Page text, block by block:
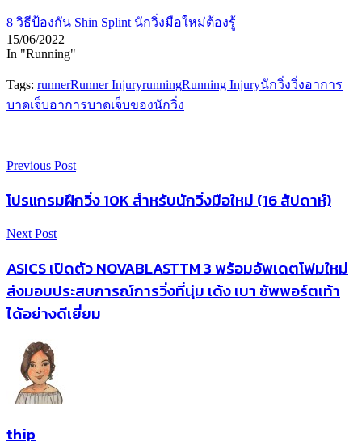
8 วิธีป้องกัน Shin Splint นักวิ่งมือใหม่ต้องรู้
15/06/2022
In "Running"
Tags: runnerRunner InjuryrunningRunning Injuryนักวิ่งวิ่งอาการ
บาดเจ็บอาการบาดเจ็บของนักวิ่ง
Previous Post
โปรแกรมฝึกวิ่ง 10K สำหรับนักวิ่งมือใหม่ (16 สัปดาห์)
Next Post
ASICS เปิดตัว NOVABLASTTM 3 พร้อมอัพเดตโฟมใหม่
ส่งมอบประสบการณ์การวิ่งที่นุ่ม เด้ง เบา ซัพพอร์ตเท้า
ได้อย่างดีเยี่ยม
thip